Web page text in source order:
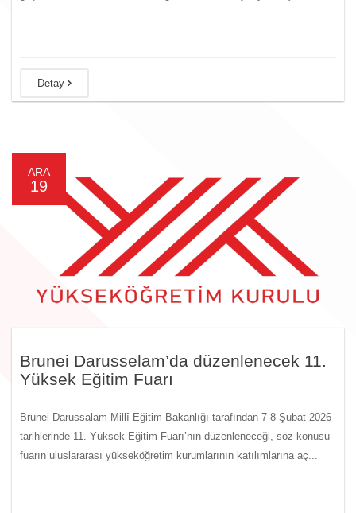
Detay
ARA
19
Brunei Darusselam’da düzenlenecek 11.
Yüksek Eğitim Fuarı
Brunei Darussalam Millî Eğitim Bakanlığı tarafından 7-8 Şubat 2026
tarihlerinde 11. Yüksek Eğitim Fuarı’nın düzenleneceği, söz konusu
fuarın uluslararası yükseköğretim kurumlarının katılımlarına aç...